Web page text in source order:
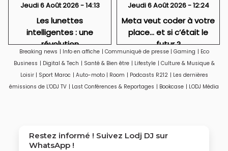
Jeudi 6 Août 2026 - 14:13
Les lunettes
intelligentes : une
révolution
technologique qui
soulève aussi des
questions sur la vie
privée
Jeudi 6 Août 2026 - 12:24
Meta veut coder à votre
place… et si c’était le
futur ?
Breaking news | Info en affiche | Communiqué de presse | Gaming | Eco
Business | Digital & Tech | Santé & Bien être | Lifestyle | Culture & Musique &
Loisir | Sport Maroc | Auto-moto | Room | Podcasts R212 | Les dernières
émissions de L'ODJ TV | Last Conférences & Reportages | Bookcase | LODJ Média
Restez informé ! Suivez Lodj DJ sur
WhatsApp !